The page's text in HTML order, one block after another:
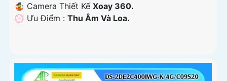
🤹 Camera Thiết Kế Xoay 360.
️💮 Ưu Điểm : Thu Âm Và Loa.